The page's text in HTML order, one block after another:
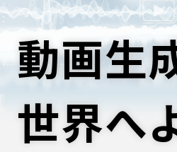
タブレット
サーバー
ワークステーション
ディスプレイ
Windows 11|
DAIV
MousePro
iiyama
ビ
学
ス
AI
動画生
世界へ